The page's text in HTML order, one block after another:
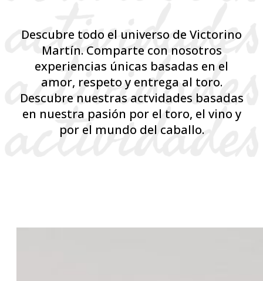
Descubre todo el universo de Victorino
Martín. Comparte con nosotros
experiencias únicas basadas en el
amor, respeto y entrega al toro.
Descubre nuestras actvidades basadas
en nuestra pasión por el toro, el vino y
por el mundo del caballo.